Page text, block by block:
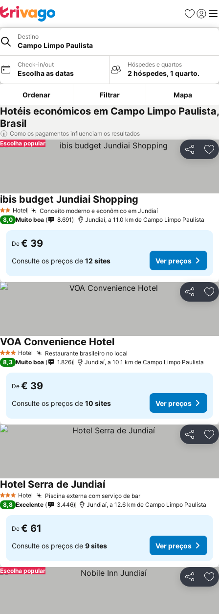
Favoritos
Iniciar
Destino
Campo Limpo Paulista
Check-in/out
Escolha as datas
Hóspedes e quartos
2 hóspedes, 1 quarto.
Ordenar Filtrar Mapa
Hotéis económicos em Campo Limpo Paulista,
Brasil
Como os pagamentos influenciam os resultados
Partilhar
Escolha popular
2 Estrelas
Hotel Conceito moderno e econômico em Jundiaí
ibis budget Jundiai Shopping
8,0 Muito boa 8.691 Jundiaí, a 11.0 km de Campo Limpo Paulista
De € 39
Consulte os preços de 12 sites Ver preços
Partilhar
3 EstrelasHotel Restaurante brasileiro no local
VOA Convenience Hotel
8,3 Muito boa 1.826 Jundiaí, a 10.1 km de Campo Limpo Paulista
De € 39
Consulte os preços de 10 sites Ver preços
Partilhar
3 EstrelasHotel Piscina externa com serviço de bar
Hotel Serra de Jundiaí
8,8 Excelente 3.446 Jundiaí, a 12.6 km de Campo Limpo Paulista
De € 61
Consulte os preços de 9 sites Ver preços
Partilhar
Escolha popular